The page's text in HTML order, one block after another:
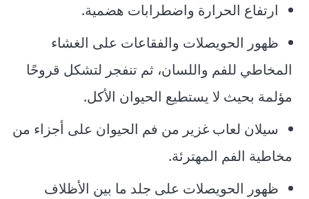
ارتفاع الحرارة واضطرابات هضمية.
ظهور الحويصلات والفقاعات على الغشاء
المخاطي للفم واللسان، ثم تنفجر لتشكل قروحًا
مؤلمة بحيث لا يستطيع الحيوان الأكل.
سيلان لعاب غزير من فم الحيوان على أجزاء من
مخاطية الفم المهترئة.
ظهور الحويصلات على جلد ما بين الأظلاف